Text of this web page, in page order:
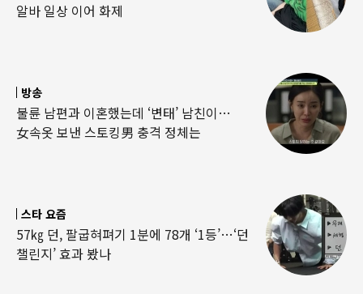
알바 일상 이어 화제
방송
불륜 남편과 이혼했는데 ‘변태’ 남친이…
女속옷 보낸 스토킹男 충격 정체는
스타 요즘
57㎏ 던, 팔굽혀펴기 1분에 78개 ‘1등’…‘던
챌린지’ 효과 봤나